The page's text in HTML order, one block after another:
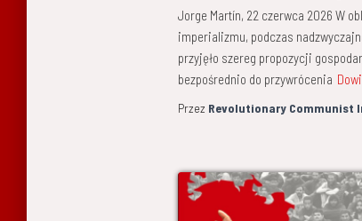
Jorge Martín, 22 czerwca 2026 W
imperializmu, podczas
przyjęło szereg propozycji
bezpośrednio do przywrócenia
Przez Revolutionary Communist